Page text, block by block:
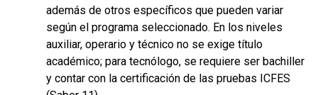
además de otros específicos que pueden variar
según el programa seleccionado. En los niveles
auxiliar, operario y técnico no se exige título
académico; para tecnólogo, se requiere ser bachiller
y contar con la certificación de las pruebas ICFES